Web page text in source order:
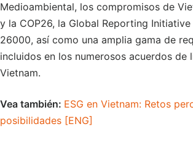
Medioambiental, los compromisos de
y la COP26, la Global Reporting Initiative
26000, así como una amplia gama de
incluidos en los numerosos acuerdos de
Vietnam.
Vea también: ESG en Vietnam: Retos
posibilidades [ENG]